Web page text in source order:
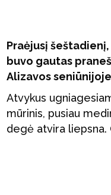
Praėjusį
buvo gautas
Alizavos
Atvykus
mūrinis, pusiau
degė atvira liepsna.